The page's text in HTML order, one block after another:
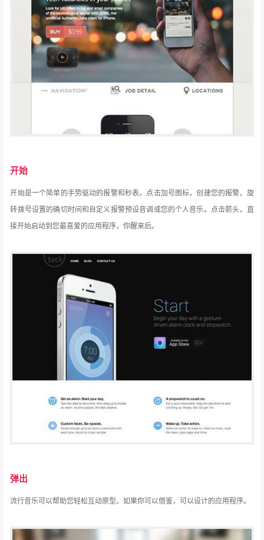
开始
开始是一个简单的手势驱动的报警和秒表。 点击加号图标，创建您的报警，旋
转拨号设置的确切时间和自定义报警预设音调或您的个人音乐。 点击箭头，直
接开始启动到您最喜爱的应用程序，你醒来后。
弹出
流行音乐可以帮助您轻松互动原型。如果你可以借鉴，可以设计的应用程序。